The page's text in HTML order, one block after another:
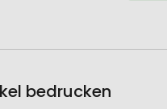
bedrucken